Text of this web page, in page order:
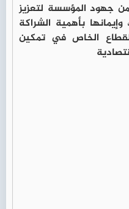
جهود المؤسسة لتعزيز
وإيمانها بأهمية الشراكة
الخاص في تمكين